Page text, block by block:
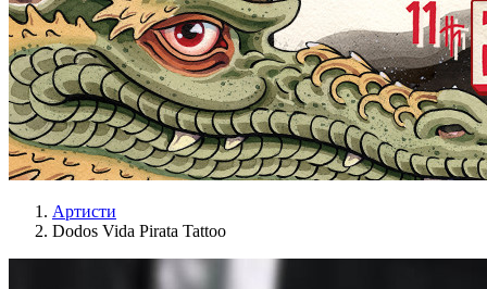
Артисти
Dodos Vida Pirata Tattoo